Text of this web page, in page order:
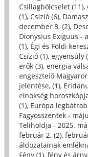
Csillagbölcselet (11),
(1), Csízió (6),
december 8. (2),
Dionysius Exiguus -
(1), Égi és Földi
Csízió (1), egyensúly
erők (3), energia
engesztelő
jelentése, (1),
elnökség
(1), Európa
Fagyosszentek -
Teliholdja - 2025.
február 2. (2),
áldozatainak
Fény (1), fény és